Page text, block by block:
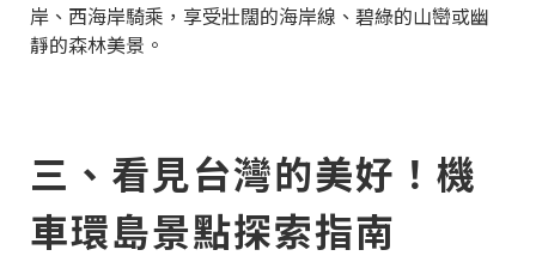
岸、西海岸騎乘，享受壯闊的海岸線、碧綠的山巒或幽
靜的森林美景。
三、看見台灣的美好！機
車環島景點探索指南